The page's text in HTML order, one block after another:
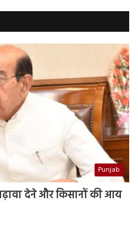
Punjab
देने और किसानों की आय